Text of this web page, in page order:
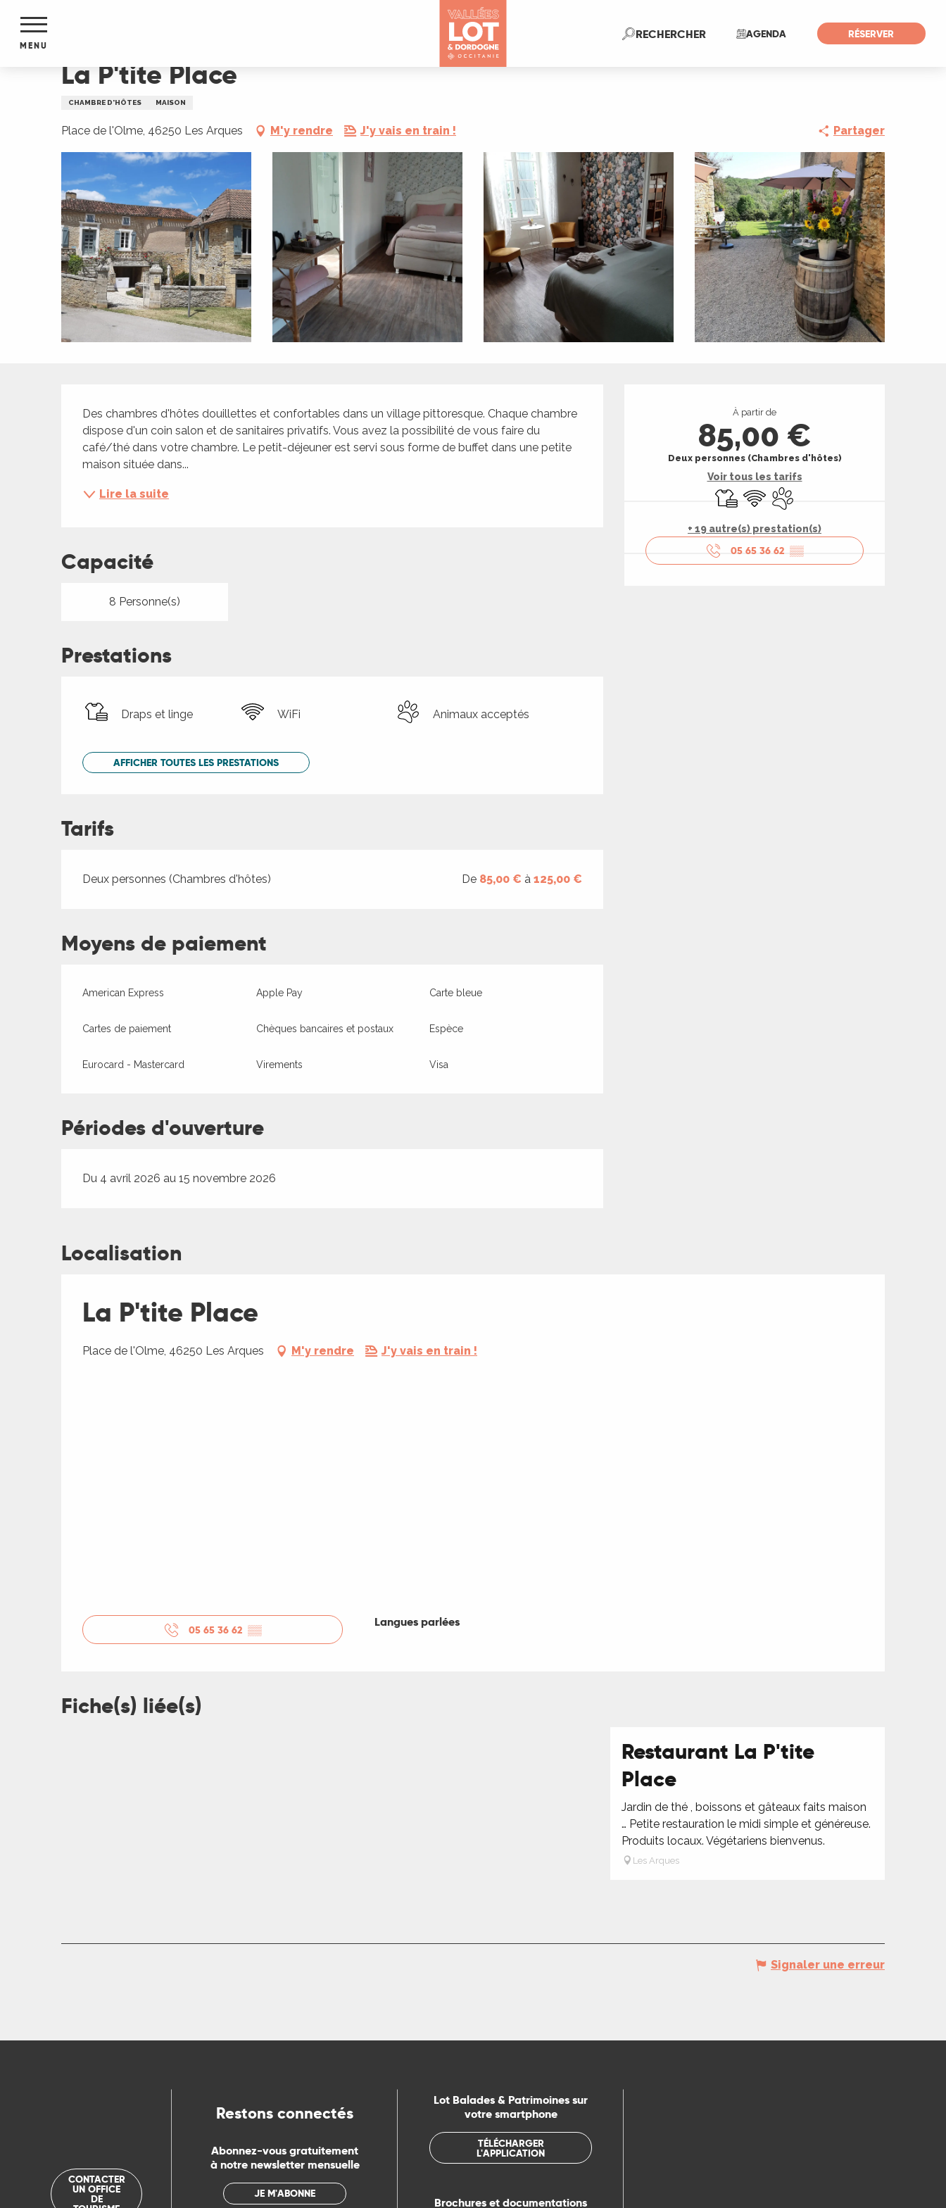
contenu
AGENDA RÉSERVER
RECHERCHERRecherche
MENU
La P'tite Place
CHAMBRE D'HÔTES MAISON
Place de l'Olme, 46250 Les Arques M'y rendre J'y vais en train ! Partager
Ouverture et
À partir de
85,00 €
Deux personnes (Chambres d'hôtes)
Voir tous les tarifs
Draps et linge
WiFi Animaux acceptés
+ 19 autre(s) prestation(s)
05 65 36 62 ▒▒
Description
Des chambres d'hôtes douillettes et confortables dans un village pittoresque. Chaque chambre
dispose d'un coin salon et de sanitaires privatifs. Vous avez la possibilité de vous faire du
café/thé dans votre chambre. Le petit-déjeuner est servi sous forme de buffet dans une petite
maison située dans...
Lire la suite
Capacité
8 Personne(s)
Prestations
Draps et linge WiFi Animaux acceptés
AFFICHER TOUTES LES PRESTATIONS
Tarifs
Tarifs 2026
Deux personnes (Chambres d'hôtes) De 85,00 € à125,00 €
Moyens de paiement
American Express Apple Pay Carte bleue
Cartes de paiement Chèques bancaires et postaux Espèce
Eurocard - Mastercard Virements Visa
Périodes d'ouverture
Du 4 avril 2026 au 15 novembre 2026
Localisation
La P'tite Place
Place de l'Olme, 46250 Les Arques M'y rendre J'y vais en train !
05 65 36 62 ▒▒
Langues parlées
Langues parlées
Fiche(s) liée(s)
Restaurant La P'tite
Place
Jardin de thé , boissons et gâteaux faits maison
… Petite restauration le midi simple et généreuse.
Produits locaux. Végétariens bienvenus.
Les Arques
Signaler une erreur
CONTACTER
UN OFFICE
DE
Restons connectés
Abonnez-vous gratuitement
à notre newsletter mensuelle
JE M'ABONNE
Lot Balades & Patrimoines sur
votre smartphone
TÉLÉCHARGER
L'APPLICATION
Brochures et documentations